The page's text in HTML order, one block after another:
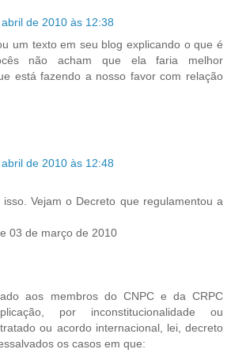
de 2010 às 12:38
um texto em seu blog explicando o que é
não acham que ela faria melhor
está fazendo a nosso favor com relação
de 2010 às 12:48
Vejam o Decreto que regulamentou a
03 de março de 2010
aos membros do CNPC e da CRPC
por inconstitucionalidade ou
ou acordo internacional, lei, decreto
os casos em que: